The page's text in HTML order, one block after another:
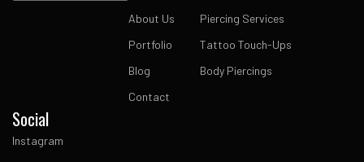
About Us
Portfolio
Blog
Contact
Piercing Services
Tattoo Touch-Ups
Body Piercings
Social
Instagram